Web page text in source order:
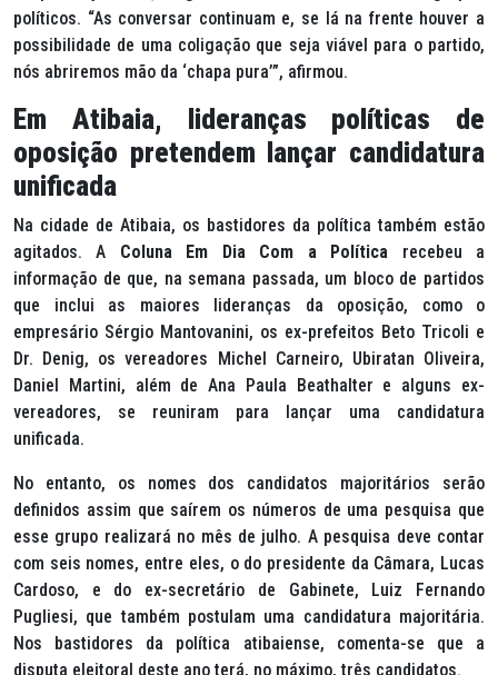
políticos. “As conversar continuam e, se lá na frente houver a
possibilidade de uma coligação que seja viável para o partido,
nós abriremos mão da ‘chapa pura’”, afirmou.
Em Atibaia, lideranças políticas de
oposição pretendem lançar candidatura
unificada
Na cidade de Atibaia, os bastidores da política também estão
agitados. A Coluna Em Dia Com a Política recebeu a
informação de que, na semana passada, um bloco de partidos
que inclui as maiores lideranças da oposição, como o
empresário Sérgio Mantovanini, os ex-prefeitos Beto Tricoli e
Dr. Denig, os vereadores Michel Carneiro, Ubiratan Oliveira,
Daniel Martini, além de Ana Paula Beathalter e alguns ex-
vereadores, se reuniram para lançar uma candidatura
unificada.
No entanto, os nomes dos candidatos majoritários serão
definidos assim que saírem os números de uma pesquisa que
esse grupo realizará no mês de julho. A pesquisa deve contar
com seis nomes, entre eles, o do presidente da Câmara, Lucas
Cardoso, e do ex-secretário de Gabinete, Luiz Fernando
Pugliesi, que também postulam uma candidatura majoritária.
Nos bastidores da política atibaiense, comenta-se que a
disputa eleitoral deste ano terá, no máximo, três candidatos.